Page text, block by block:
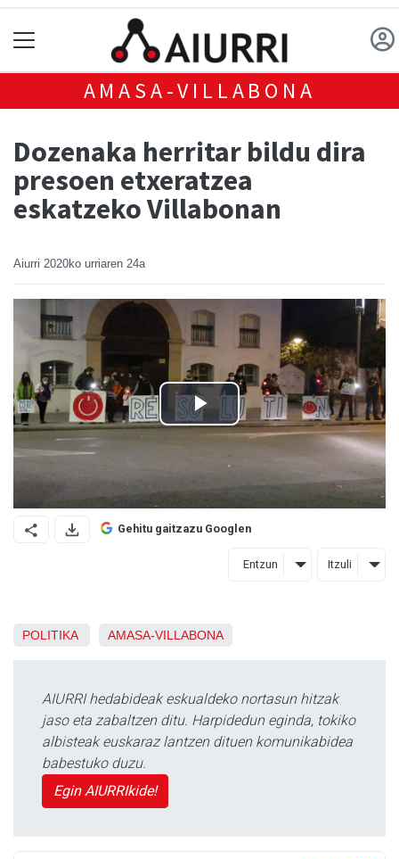
AMASA-VILLABONA
Dozenaka herritar bildu dira
presoen etxeratzea
eskatzeko Villabonan
Aiurri 2020ko urriaren 24a
Gehitu gaitzazu Googlen
Entzun Itzuli
POLITIKA AMASA-VILLABONA
AIURRI hedabideak eskualdeko nortasun hitzak
jaso eta zabaltzen ditu. Harpidedun eginda, tokiko
albisteak euskaraz lantzen dituen komunikabidea
babestuko duzu.
Egin AIURRIkide!